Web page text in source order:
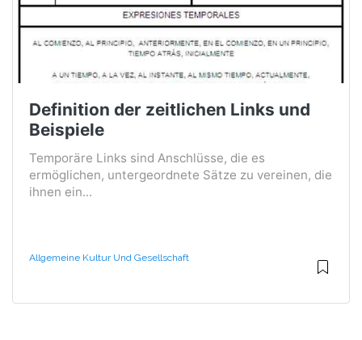
Definition der zeitlichen Links und
Beispiele
Temporäre Links sind Anschlüsse, die es
ermöglichen, untergeordnete Sätze zu vereinen, die
ihnen ein...
Allgemeine Kultur Und Gesellschaft